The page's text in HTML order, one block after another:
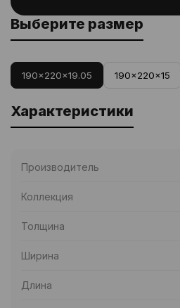
Выберите размер
190x220x19.05 190x220x15
Характеристики
Производитель
Коллекция
Толщина
Ширина
Длина